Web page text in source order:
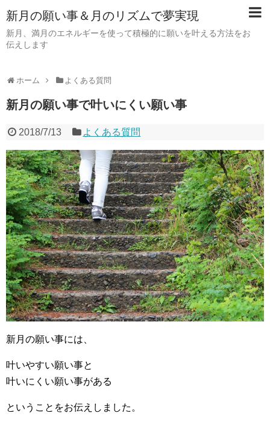
新月の願い事＆月のリズムで夢実現
新月、満月のエネルギーを使って積極的に願いを叶える方法をお
伝えします
ホーム よくある質問
新月の願い事で叶いにくい願い事
2018/7/13 よくある質問
新月の願い事には、
叶いやすい願い事と
叶いにくい願い事がある
ということをお伝えしました。